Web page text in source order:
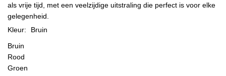
als vrije tijd, met een veelzijdige uitstraling die perfect is voor elke
gelegenheid.
Kleur:
Bruin
Bruin
Rood
Groen